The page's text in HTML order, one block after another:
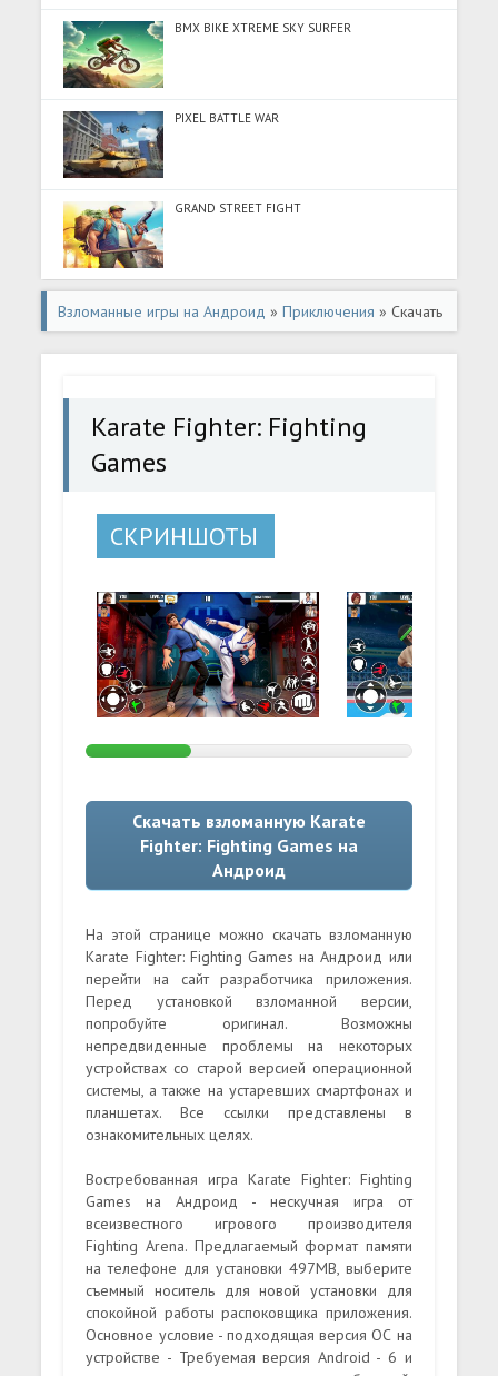
BMX BIKE XTREME SKY SURFER
PIXEL BATTLE WAR
GRAND STREET FIGHT
Взломанные игры на Андроид »Приключения » Скачать
Karate Fighter: Fighting Games (Много денег) на
Karate Fighter: Fighting
Games
СКРИНШОТЫ
Скачать взломанную Karate
Fighter: Fighting Games на
Андроид
На этой странице можно скачать взломанную
Karate Fighter: Fighting Games на Андроид или
перейти на сайт разработчика приложения.
Перед установкой взломанной версии,
попробуйте оригинал. Возможны
непредвиденные проблемы на некоторых
устройствах со старой версией операционной
системы, а также на устаревших смартфонах и
планшетах. Все ссылки представлены в
ознакомительных целях.
Востребованная игра Karate Fighter: Fighting
Games на Андроид - нескучная игра от
всеизвестного игрового производителя
Fighting Arena. Предлагаемый формат памяти
на телефоне для установки 497MB, выберите
съемный носитель для новой установки для
спокойной работы распоковщика приложения.
Основное условие - подходящая версия ОС на
устройстве - Требуемая версия Android - 6 и